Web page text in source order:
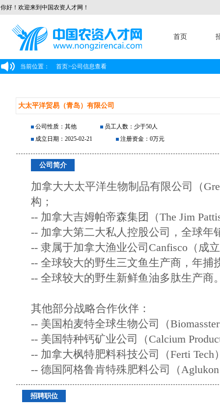
你好！欢迎来到中国农资人才网！
首页
当前位置： 首页>公司信息查看
大太平洋贸易（青岛）有限公司
公司性质：其他
员工人数：少于50人
成立日期：2025-02-21
注册资金：0万元
公司简介
加拿大大太平洋生物制品有限公司（
构；
-- 加拿大吉姆帕帝森集团（The Jim
-- 加拿大第二大私人控股公司，全球年
-- 隶属于加拿大渔业公司Canfisco（成
-- 全球较大的野生三文鱼生产商，年捕
-- 全球较大的野生新鲜鱼油多肽生产商
其他部分战略合作伙伴：
-- 美国柏麦特全球生物公司（
-- 美国特种钙矿业公司（Calcium
-- 加拿大枫特肥料科技公司（Ferti Tech
-- 德国阿格鲁肯特殊肥料公司（
招聘职位